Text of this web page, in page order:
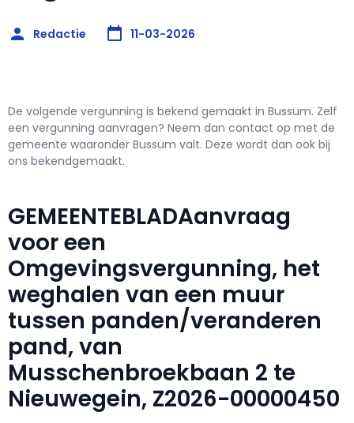
Redactie 11-03-2026
De volgende vergunning is bekend gemaakt in Bussum. Zelf
een vergunning aanvragen? Neem dan contact op met de
gemeente waaronder Bussum valt. Deze wordt dan ook bij
ons bekendgemaakt.
GEMEENTEBLADAanvraag
voor een
Omgevingsvergunning, het
weghalen van een muur
tussen panden/veranderen
pand, van
Musschenbroekbaan 2 te
Nieuwegein, Z2026-00000450